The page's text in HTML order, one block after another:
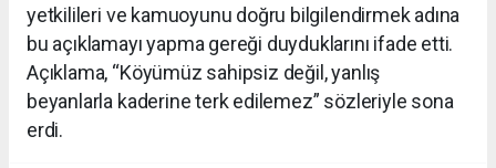
yetkilileri ve kamuoyunu doğru bilgilendirmek adına
bu açıklamayı yapma gereği duyduklarını ifade etti.
Açıklama, “Köyümüz sahipsiz değil, yanlış
beyanlarla kaderine terk edilemez” sözleriyle sona
erdi.